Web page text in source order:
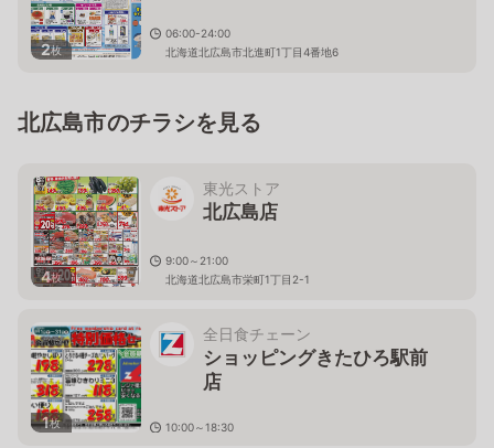
2枚
06:00-24:00
北海道北広島市北進町1丁目4番地6
北広島市のチラシを見る
4枚
東光ストア
北広島店
9:00～21:00
北海道北広島市栄町1丁目2-1
1枚
全日食チェーン
ショッピングきたひろ駅前
店
10:00～18:30